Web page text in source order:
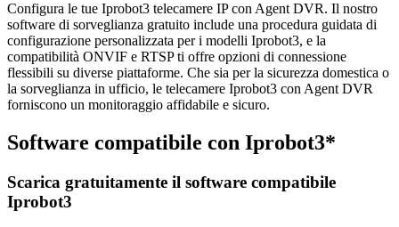
Configura le tue Iprobot3 telecamere IP con Agent DVR. Il nostro
software di sorveglianza gratuito include una procedura guidata di
configurazione personalizzata per i modelli Iprobot3, e la
compatibilità ONVIF e RTSP ti offre opzioni di connessione
flessibili su diverse piattaforme. Che sia per la sicurezza domestica o
la sorveglianza in ufficio, le telecamere Iprobot3 con Agent DVR
forniscono un monitoraggio affidabile e sicuro.
Software compatibile con Iprobot3*
Scarica gratuitamente il software compatibile
Iprobot3